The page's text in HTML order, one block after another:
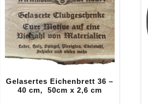
Gelasertes Eichenbrett 36 –
40 cm, 50cm x 2,6 cm